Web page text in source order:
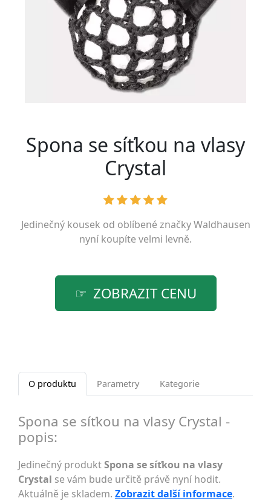
Spona se síťkou na vlasy
Crystal
Jedinečný kousek od oblíbené značkyWaldhausen
nyní koupíte velmi levně.
ZOBRAZIT CENU
O produktu Parametry Kategorie
Spona se síťkou na vlasy Crystal -
popis:
Jedinečný produktSpona se síťkou na vlasy
Crystal se vám bude určitě právě nyní hodit.
Aktuálně je skladem. Zobrazit další informace.